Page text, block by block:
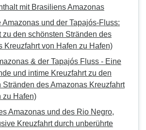
mit Brasiliens Amazonas
Amazonas und der Tapajós-Fluss:
zu den schönsten Stränden des
Kreuzfahrt von Hafen zu Hafen)
& der Tapajós Fluss - Eine
und intime Kreuzfahrt zu den
Stränden des Amazonas Kreuzfahrt
zu Hafen)
Amazonas und des Rio Negro,
Kreuzfahrt durch unberührte